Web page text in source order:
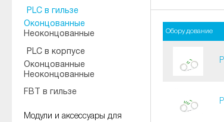
PLC в гильзе
Оконцованные
Неоконцованные
PLC в корпусе
Оконцованные
Неоконцованные
FBT в гильзе
Модули и аксессуары для
Оборудование